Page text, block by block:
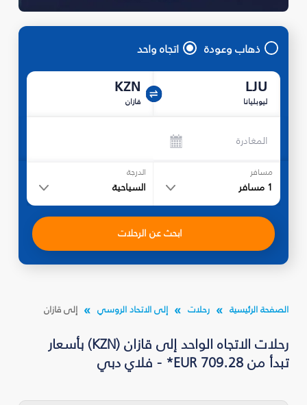
ذهاب وعودة اتجاه واحد
LJU
ليوبليانا
KZN
قازان
المغادرة
مسافر
1 مسافر
الدرجة
السياحية
ابحث عن الرحلات
الصفحة الرئيسية رحلات إلى الاتحاد الروسي إلى قازان
رحلات الاتجاه الواحد إلى قازان (KZN) بأسعار
تبدأ من EUR 709.28* - فلاي دبي